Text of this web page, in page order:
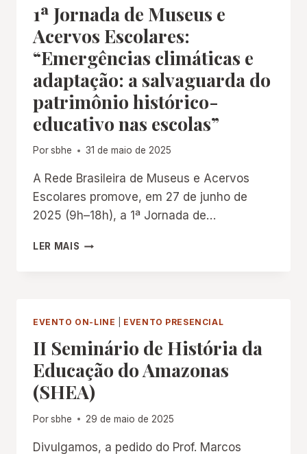
DE
PESQUISADORES
EM
HISTÓRIA
DA
EDUCAÇÃO
(ASPHE)
1ª Jornada de Museus e
Acervos Escolares:
“Emergências climáticas e
adaptação: a salvaguarda do
patrimônio histórico-
educativo nas escolas”
Porsbhe 31 de maio de 2025
A Rede Brasileira de Museus e Acervos
Escolares promove, em 27 de junho de
2025 (9h–18h), a 1ª Jornada de…
LER MAIS 1ª
ACERVOS
ESCOLARES:
“EMERGÊNCIAS
CLIMÁTICAS
E
ADAPTAÇÃO:
A
SALVAGUARDA
PATRIMÔNIO
EVENTO ON-LINE EVENTO PRESENCIAL
II Seminário de História da
Educação do Amazonas
(SHEA)
Porsbhe 29 de maio de 2025
Divulgamos, a pedido do Prof. Marcos